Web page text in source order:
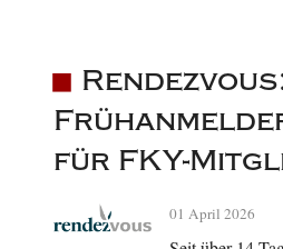
für FKY-
01 April 2026